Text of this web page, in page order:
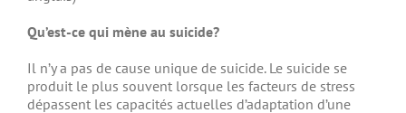
Qu’est-ce qui mène au suicide?
Il n’y a pas de cause unique de suicide. Le suicide se
produit le plus souvent lorsque les facteurs de stress
dépassent les capacités actuelles d’adaptation d’une